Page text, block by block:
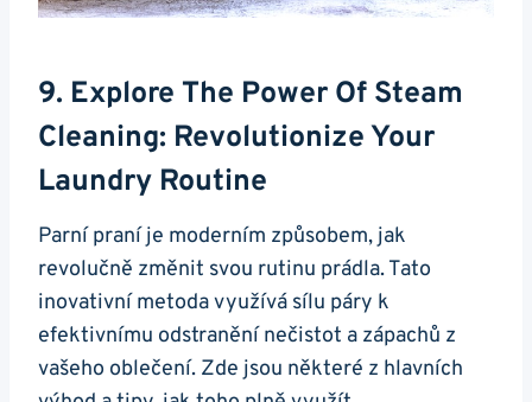
9. Explore The Power Of⁢ Steam
Cleaning: Revolutionize Your
Laundry Routine
Parní ‍praní je moderním způsobem, jak
revolučně změnit svou rutinu prádla. Tato​
inovativní metoda⁢ využívá sílu páry k
efektivnímu odstranění nečistot a zápachů z
vašeho oblečení. Zde jsou některé ‍z hlavních